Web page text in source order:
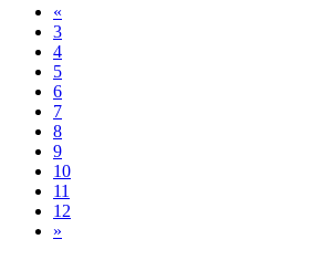
«
3
4
5
6
7
8
9
10
11
12
»